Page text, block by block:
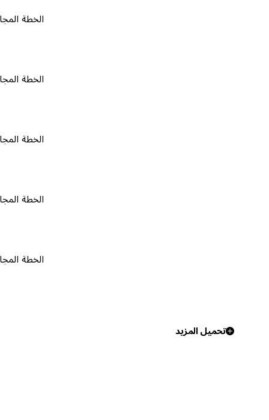
الخطة المجانية ٠
الخطة المجانية ٠
الخطة المجانية ٠
الخطة المجانية ٠
الخطة المجانية ٠
تحميل المزيد